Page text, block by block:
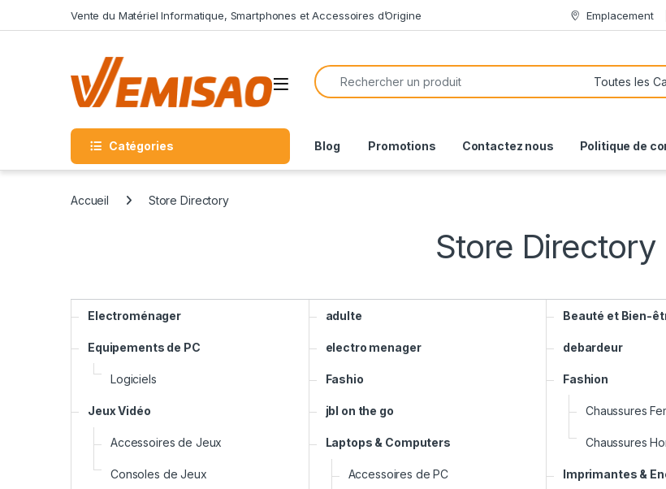
Vente du Matériel Informatique, Smartphones et Accessoires d’Origine Emplacement
Open
Search for:
Catégories Blog Promotions Contactez nous Politique de
Accueil Store Directory
Store Directory
Electroménager
Equipements de PC
Logiciels
Jeux Vidéo
Accessoires de Jeux
Consoles de Jeux
adulte
electro menager
Fashio
jbl on the go
Laptops & Computers
Accessoires de PC
Beauté et Bien-
debardeur
Fashion
Chaussures
Chaussures
Imprimantes &